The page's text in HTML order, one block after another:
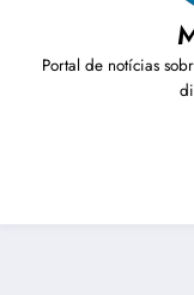
Portal de notícias